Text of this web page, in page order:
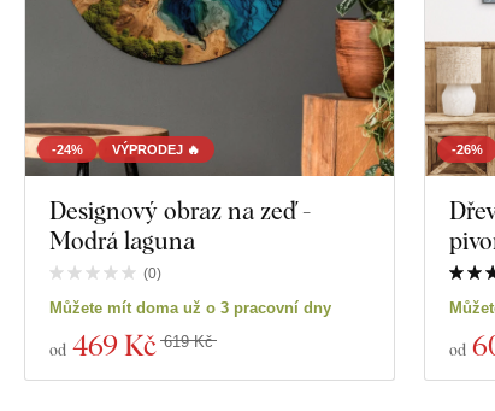
-24% VÝPRODEJ 🔥
Designový obraz na zeď -
Modrá laguna
(0)
Můžete mít doma už o 3 pracovní dny
od 469 Kč 619 Kč
-26%
od